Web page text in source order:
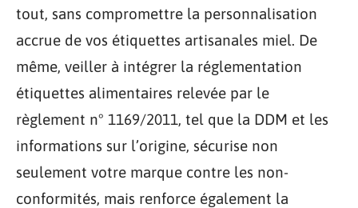
tout, sans compromettre la personnalisation
accrue de vos étiquettes artisanales miel. De
même, veiller à intégrer la réglementation
étiquettes alimentaires relevée par le
règlement n° 1169/2011, tel que la DDM et les
informations sur l’origine, sécurise non
seulement votre marque contre les non-
conformités, mais renforce également la